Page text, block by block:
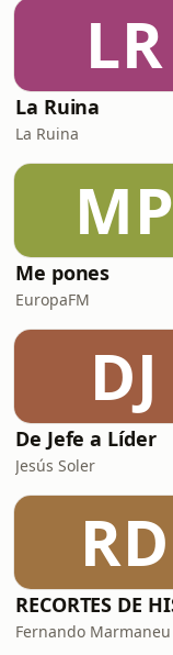
LR
La Ruina
La Ruina
MP
Me pones
EuropaFM
DJ
De Jefe a Líder
Jesús Soler
RD